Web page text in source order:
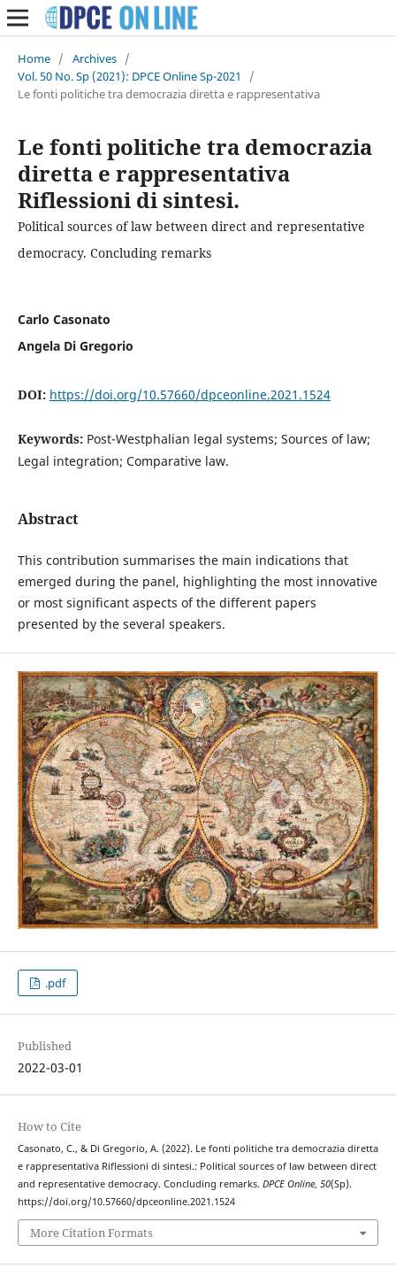
Home / Archives /
Vol. 50 No. Sp (2021): DPCE Online Sp-2021
/
Le fonti politiche tra democrazia diretta e rappresentativa
Le fonti politiche tra democrazia
diretta e rappresentativa
Riflessioni di sintesi.
Political sources of law between direct and representative
democracy. Concluding remarks
Carlo Casonato
Angela Di Gregorio
DOI: https://doi.org/10.57660/dpceonline.2021.1524
Keywords: Post-Westphalian legal systems; Sources of law;
Legal integration; Comparative law.
Abstract
This contribution summarises the main indications that
emerged during the panel, highlighting the most innovative
or most significant aspects of the different papers
presented by the several speakers.
.pdf
Published
2022-03-01
How to Cite
Casonato, C., & Di Gregorio, A. (2022). Le fonti politiche tra democrazia diretta
e rappresentativa Riflessioni di sintesi.: Political sources of law between direct
and representative democracy. Concluding remarks. DPCE Online, 50(Sp).
https://doi.org/10.57660/dpceonline.2021.1524
More Citation Formats